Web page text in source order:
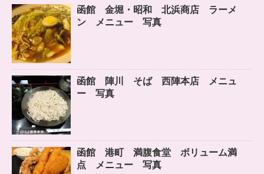
函館 金堀・昭和 北浜商店 ラーメ
ン メニュー 写真
函館 陣川 そば 西陣本店 メニュ
ー 写真
函館 港町 満腹食堂 ボリューム満
点 メニュー 写真